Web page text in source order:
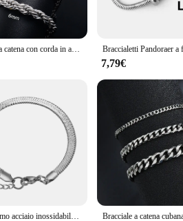
or adding a touch of sophistication to
allowing you to mix and match to
effect.
are available in different sizes and
them a smart investment for any business.
Bracciale a catena con corda in acciaio inossidabile da uomo per donna braccialetto a mano oro/argento colore piede cavigliera accessori per gioielli regalo fai da te
7,79€
Donna uomo acciaio inossidabile larghezza 3/4mm colore oro piatto serpente catena braccialetto Extender 3cm moda donna gioielli regali per feste